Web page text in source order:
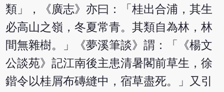
類」，《廣志》亦曰：「桂出合浦，其生
必高山之嶺，冬夏常青。其類自為林，林
間無雜樹。」《夢溪筆談》謂：「《楊文
公談苑》記江南後主患清暑閣前草生，徐
鍇令以桂屑布磚縫中，宿草盡死。」又引